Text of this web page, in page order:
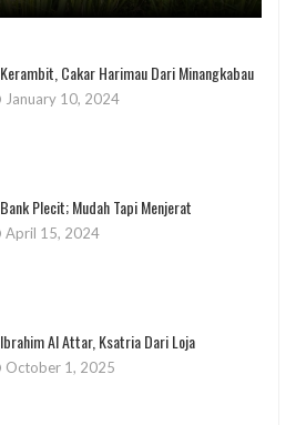
Kerambit, Cakar Harimau Dari Minangkabau
January 10, 2024
Bank Plecit; Mudah Tapi Menjerat
April 15, 2024
Ibrahim Al Attar, Ksatria Dari Loja
October 1, 2025